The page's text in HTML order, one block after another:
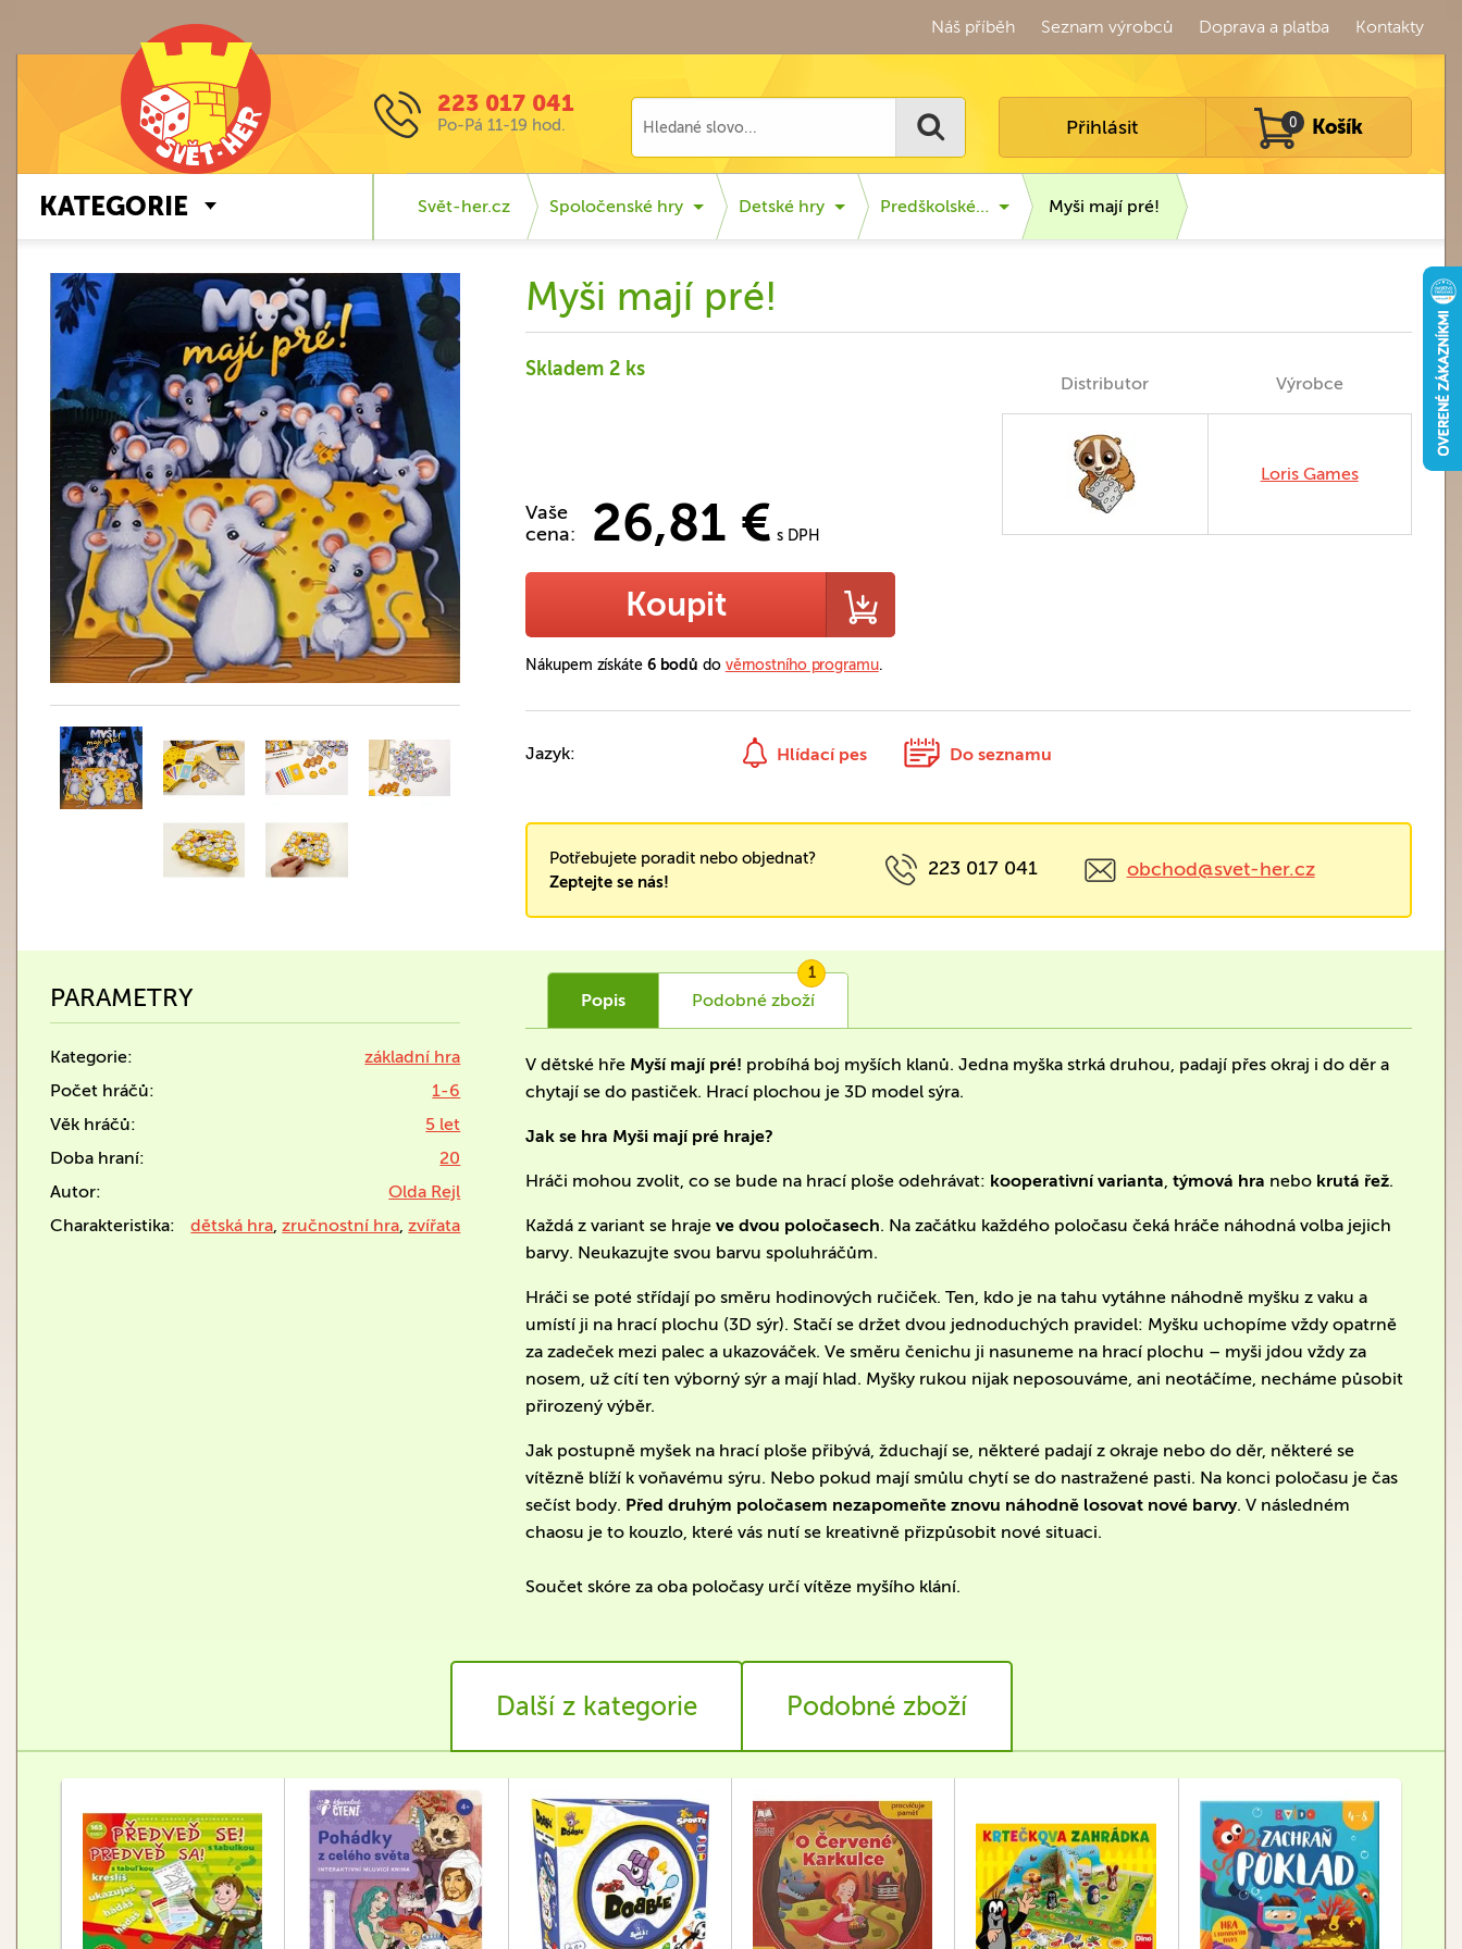
Náš příběh Seznam výrobců Doprava a platba Kontakty
223 017 041
Po-Pá 11-19 hod. Přihlásit 0 Košík
KATEGORIE Svět-her.cz Spoločenské hry Detské hry Predškolské… Myši mají pré!
Myši mají pré!
Vaše
cena:
26,81 € s DPH
Skladem 2 ks
Koupit
Nákupem získáte 6 bodů do věrnostního programu.
Distributor Výrobce
Loris Games
Jazyk: Hlídací pes Do seznamu
Potřebujete poradit nebo objednat?
Zeptejte se nás!
223 017 041 obchod@svet-her.cz
PARAMETRY
Kategorie:
základní hra
Počet hráčů:
1-6
Věk hráčů:
5 let
Doba hraní:
20
Autor:
Olda Rejl
Charakteristika:
dětská hra,zručnostní hra,zvířata
Popis Podobné zboží
1
V dětské hře Myší mají pré! probíhá boj myších klanů. Jedna myška strká druhou, padají přes okraj i do děr a
chytají se do pastiček. Hrací plochou je 3D model sýra.
Jak se hra Myši mají pré hraje?
Hráči mohou zvolit, co se bude na hrací ploše odehrávat: kooperativní varianta,týmová hra nebo krutá řež.
Každá z variant se hrajeve dvou poločasech. Na začátku každého poločasu čeká hráče náhodná volba jejich
barvy. Neukazujte svou barvu spoluhráčům.
Hráči se poté střídají po směru hodinových ručiček. Ten, kdo je na tahu vytáhne náhodně myšku z vaku a
umístí ji na hrací plochu (3D sýr). Stačí se držet dvou jednoduchých pravidel: Myšku uchopíme vždy opatrně
za zadeček mezi palec a ukazováček. Ve směru čenichu ji nasuneme na hrací plochu – myši jdou vždy za
nosem, už cítí ten výborný sýr a mají hlad. Myšky rukou nijak neposouváme, ani neotáčíme, necháme působit
přirozený výběr.
Jak postupně myšek na hrací ploše přibývá, žduchají se, některé padají z okraje nebo do děr, některé se
vítězně blíží k voňavému sýru. Nebo pokud mají smůlu chytí se do nastražené pasti. Na konci poločasu je čas
sečíst body. Před druhým poločasem nezapomeňte znovu náhodně losovat nové barvy. V následném
chaosu je to kouzlo, které vás nutí se kreativně přizpůsobit nové situaci.
Součet skóre za oba poločasy určí vítěze myšího klání.
Další z kategorie Podobné zboží